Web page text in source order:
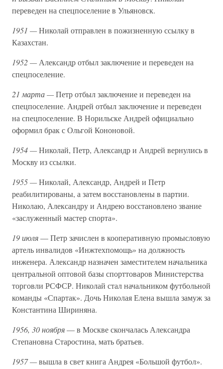
переведен на спецпоселение в Ульяновск.
1951 —Николай отправлен в пожизненную ссылку в
Казахстан.
1952 —Александр отбыл заключение и переведен на
спецпоселение.
21 марта —Петр отбыл заключение и переведен на
спецпоселение. Андрей отбыл заключение и переведен
на спецпоселение. В Норильске Андрей официально
оформил брак с Ольгой Кононовой.
1954 —Николай, Петр, Александр и Андрей вернулись в
Москву из ссылки.
1955 —Николай, Александр, Андрей и Петр
реабилитированы, а затем восстановлены в партии.
Николаю, Александру и Андрею восстановлено звание
«заслуженный мастер спорта».
19 июля— Петр зачислен в кооперативную промысловую
артель инвалидов «Инжтехпомощь» на должность
инженера. Александр назначен заместителем начальника
центральной оптовой базы спорттоваров Министерства
торговли РСФСР. Николай стал начальником футбольной
команды «Спартак». Дочь Николая Елена вышла замуж за
Константина Шириняна.
1956, 30 ноября— в Москве скончалась Александра
Степановна Старостина, мать братьев.
1957 —вышла в свет книга Андрея «Большой футбол».